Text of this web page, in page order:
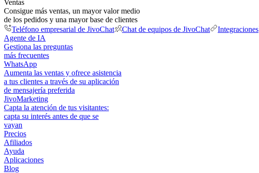
Ventas
Consigue más ventas, un mayor valor medio
de los pedidos y una mayor base de clientes
Teléfono empresarial de JivoChat
Chat de equipos de JivoChat Integraciones
Agente de IA
Gestiona las preguntas
más frecuentes
WhatsApp
Aumenta las ventas y ofrece asistencia
a tus clientes a través de su aplicación
de mensajería preferida
JivoMarketing
Capta la atención de tus visitantes:
capta su interés antes de que se
vayan
Precios
Afiliados
Ayuda
Aplicaciones
Blog